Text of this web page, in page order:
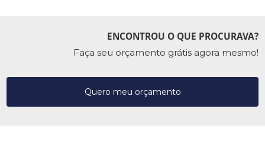
ENCONTROU O QUE PROCURAVA?
Faça seu orçamento grátis agora mesmo!
Quero meu orçamento